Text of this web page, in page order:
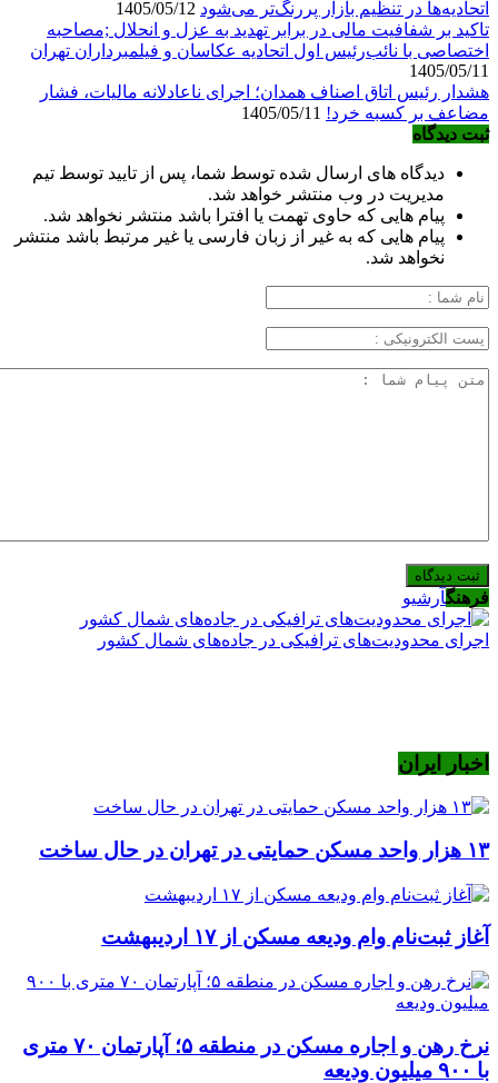
اتحادیه‌ها در تنظیم بازار پررنگ‌تر می‌شود
تاکید بر شفافیت مالی در برابر تهدید به عزل و انحلال ;مصاحبه
اختصاصی با نائب‌رئیس اول اتحادیه عکاسان و فیلمبرداران تهران
1405/05/11
هشدار رئیس اتاق اصناف همدان؛ اجرای ناعادلانه مالیات، فشار
مضاعف بر کسبه خرد!
ثبت دیدگاه
دیدگاه های ارسال شده توسط شما، پس از تایید توسط تیم
مدیریت در وب منتشر خواهد شد.
پیام هایی که حاوی تهمت یا افترا باشد منتشر نخواهد شد.
پیام هایی که به غیر از زبان فارسی یا غیر مرتبط باشد منتشر
نخواهد شد.
فرهنگآرشیو
اجرای محدودیت‌های ترافیکی در جاده‌های شمال کشور
اخبار ایران
۱۳ هزار واحد مسکن حمایتی در تهران در حال ساخت
آغاز ثبت‌نام وام ودیعه مسکن از ۱۷ اردیبهشت
نرخ‌ رهن و اجاره مسکن در منطقه ۵؛ آپارتمان ۷۰ متری
با ۹۰۰ میلیون ودیعه